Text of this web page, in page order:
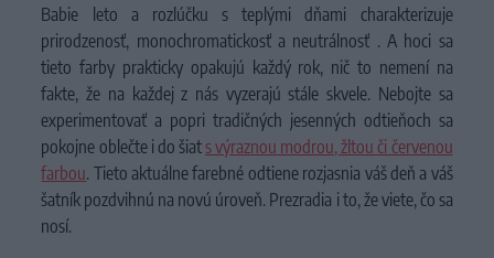
Babie leto a rozlúčku s teplými dňami charakterizuje
prirodzenosť, monochromatickosť a neutrálnosť . A hoci sa
tieto farby prakticky opakujú každý rok, nič to nemení na
fakte, že na každej z nás vyzerajú stále skvele. Nebojte sa
experimentovať a popri tradičných jesenných odtieňoch sa
pokojne oblečte i do šiats výraznou modrou, žltou či červenou
farbou. Tieto aktuálne farebné odtiene rozjasnia váš deň a váš
šatník pozdvihnú na novú úroveň. Prezradia i to, že viete, čo sa
nosí.